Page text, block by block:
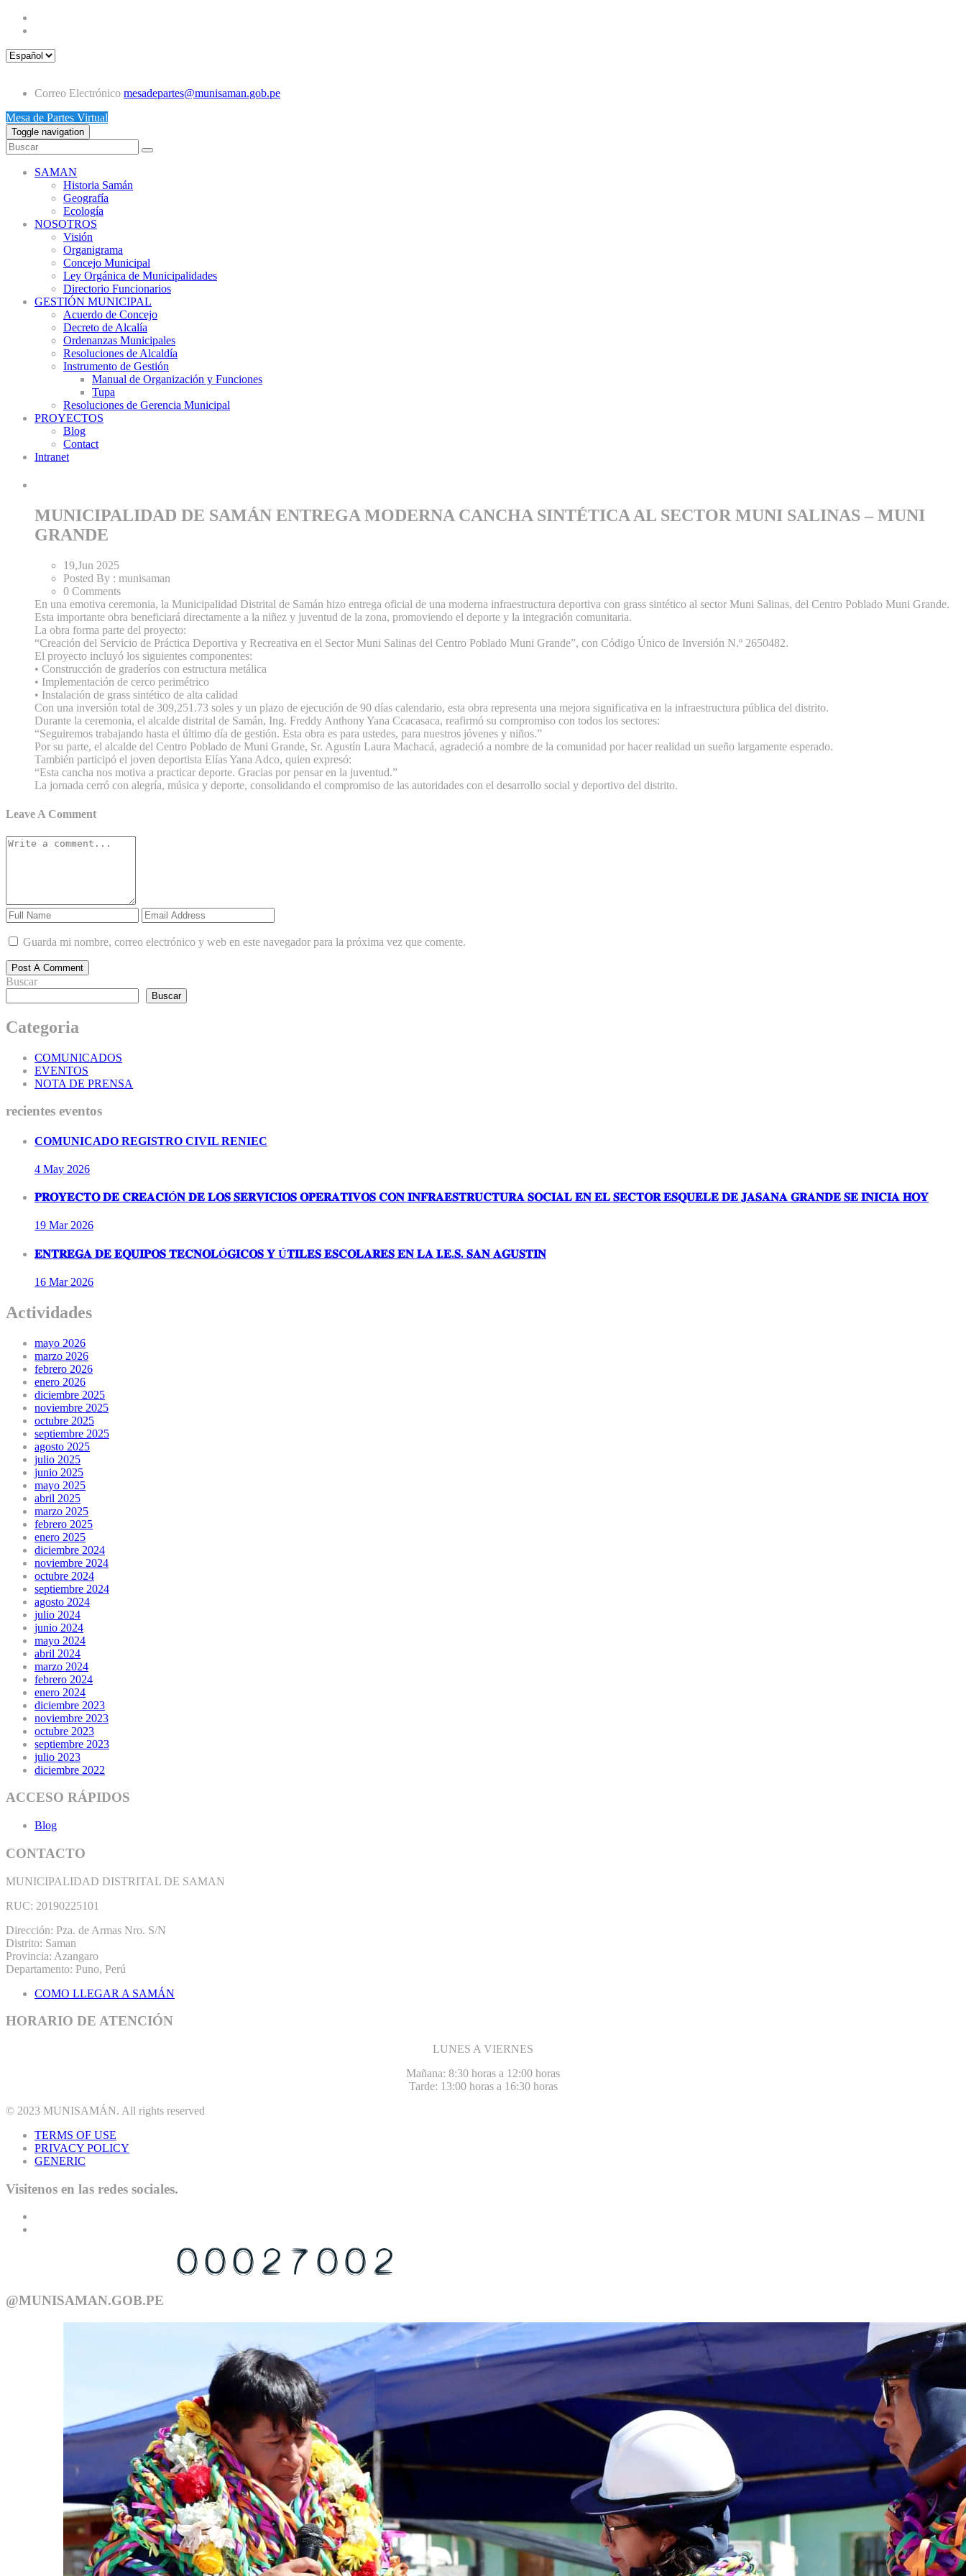
Correo Electrónico mesadepartes@munisaman.gob.pe
Mesa de Partes Virtual
Toggle navigation
SAMAN
Historia Samán
Geografía
Ecología
NOSOTROS
Visión
Organigrama
Concejo Municipal
Ley Orgánica de Municipalidades
Directorio Funcionarios
GESTIÓN MUNICIPAL
Acuerdo de Concejo
Decreto de Alcalía
Ordenanzas Municipales
Resoluciones de Alcaldía
Instrumento de Gestión
Manual de Organización y Funciones
Tupa
Resoluciones de Gerencia Municipal
PROYECTOS
Blog
Contact
Intranet
MUNICIPALIDAD DE SAMÁN ENTREGA MODERNA CANCHA SINTÉTICA AL SECTOR MUNI SALINAS – MUNI
GRANDE
19,Jun 2025
Posted By : munisaman
0 Comments
En una emotiva ceremonia, la Municipalidad Distrital de Samán hizo entrega oficial de una moderna infraestructura deportiva con grass sintético al sector Muni Salinas, del Centro Poblado Muni Grande.
Esta importante obra beneficiará directamente a la niñez y juventud de la zona, promoviendo el deporte y la integración comunitaria.
La obra forma parte del proyecto:
“Creación del Servicio de Práctica Deportiva y Recreativa en el Sector Muni Salinas del Centro Poblado Muni Grande”, con Código Único de Inversión N.º 2650482.
El proyecto incluyó los siguientes componentes:
• Construcción de graderíos con estructura metálica
• Implementación de cerco perimétrico
• Instalación de grass sintético de alta calidad
Con una inversión total de 309,251.73 soles y un plazo de ejecución de 90 días calendario, esta obra representa una mejora significativa en la infraestructura pública del distrito.
Durante la ceremonia, el alcalde distrital de Samán, Ing. Freddy Anthony Yana Ccacasaca, reafirmó su compromiso con todos los sectores:
“Seguiremos trabajando hasta el último día de gestión. Esta obra es para ustedes, para nuestros jóvenes y niños.”
Por su parte, el alcalde del Centro Poblado de Muni Grande, Sr. Agustín Laura Machacá, agradeció a nombre de la comunidad por hacer realidad un sueño largamente esperado.
También participó el joven deportista Elías Yana Adco, quien expresó:
“Esta cancha nos motiva a practicar deporte. Gracias por pensar en la juventud.”
La jornada cerró con alegría, música y deporte, consolidando el compromiso de las autoridades con el desarrollo social y deportivo del distrito.
Leave A Comment
Guarda mi nombre, correo electrónico y web en este navegador para la próxima vez que comente.
Post A Comment
Buscar
Buscar
Categoria
COMUNICADOS
EVENTOS
NOTA DE PRENSA
recientes eventos
COMUNICADO REGISTRO CIVIL RENIEC
4 May 2026
𝐏𝐑𝐎𝐘𝐄𝐂𝐓𝐎 𝐃𝐄 𝐂𝐑𝐄𝐀𝐂𝐈Ó𝐍 𝐃𝐄 𝐋𝐎𝐒 𝐒𝐄𝐑𝐕𝐈𝐂𝐈𝐎𝐒 𝐎𝐏𝐄𝐑𝐀𝐓𝐈𝐕𝐎𝐒 𝐂𝐎𝐍 𝐈𝐍𝐅𝐑𝐀𝐄𝐒𝐓𝐑𝐔𝐂𝐓𝐔𝐑𝐀 𝐒𝐎𝐂𝐈𝐀𝐋 𝐄𝐍 𝐄𝐋 𝐒𝐄𝐂𝐓𝐎𝐑 𝐄𝐒𝐐𝐔𝐄𝐋𝐄 𝐃𝐄 𝐉𝐀𝐒𝐀𝐍𝐀 𝐆𝐑𝐀𝐍𝐃𝐄 𝐒𝐄 𝐈𝐍𝐈𝐂𝐈𝐀 𝐇𝐎𝐘
19 Mar2026
𝐄𝐍𝐓𝐑𝐄𝐆𝐀 𝐃𝐄 𝐄𝐐𝐔𝐈𝐏𝐎𝐒 𝐓𝐄𝐂𝐍𝐎𝐋Ó𝐆𝐈𝐂𝐎𝐒 𝐘 Ú𝐓𝐈𝐋𝐄𝐒 𝐄𝐒𝐂𝐎𝐋𝐀𝐑𝐄𝐒 𝐄𝐍 𝐋𝐀 𝐈.𝐄.𝐒. 𝐒𝐀𝐍 𝐀𝐆𝐔𝐒𝐓𝐈𝐍
16 Mar2026
Actividades
mayo 2026
marzo 2026
febrero 2026
enero 2026
diciembre 2025
noviembre 2025
octubre 2025
septiembre 2025
agosto 2025
julio 2025
junio 2025
mayo 2025
abril 2025
marzo 2025
febrero 2025
enero 2025
diciembre 2024
noviembre 2024
octubre 2024
septiembre 2024
agosto 2024
julio 2024
junio 2024
mayo 2024
abril 2024
marzo 2024
febrero 2024
enero 2024
diciembre 2023
noviembre 2023
octubre 2023
septiembre 2023
julio 2023
diciembre 2022
ACCESO RÁPIDOS
Blog
CONTACTO
MUNICIPALIDAD DISTRITAL DE SAMAN
RUC: 20190225101
Dirección: Pza. de Armas Nro. S/N
Distrito: Saman
Provincia: Azangaro
Departamento: Puno, Perú
COMO LLEGAR A SAMÁN
HORARIO DE ATENCIÓN
LUNES A VIERNES
Mañana: 8:30 horas a 12:00 horas
Tarde: 13:00 horas a 16:30 horas
© 2023 MUNISAMÁN. All rights reserved
TERMS OF USE
PRIVACY POLICY
GENERIC
Visitenos en las redes sociales.
@MUNISAMAN.GOB.PE